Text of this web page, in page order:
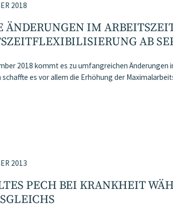
2018
ÄNDERUNGEN IM
AB
2018 kommt es zu umfangreichen Änderungen
schaffte es vor allem die Erhöhung der
2013
PECH BEI KRANKHEIT